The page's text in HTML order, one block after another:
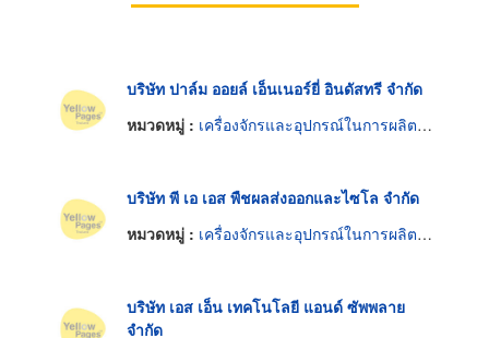
บริษัท ปาล์ม ออยล์ เอ็นเนอร์ยี่ อินดัสทรี จำกัด
หมวดหมู่ : เครื่องจักรและอุปกรณ์ในการผลิตน้ำมันพืช
บริษัท พี เอ เอส พืชผลส่งออกและไซโล จำกัด
หมวดหมู่ : เครื่องจักรและอุปกรณ์ในการผลิตน้ำมันพืช
บริษัท เอส เอ็น เทคโนโลยี แอนด์ ซัพพลาย
จำกัด